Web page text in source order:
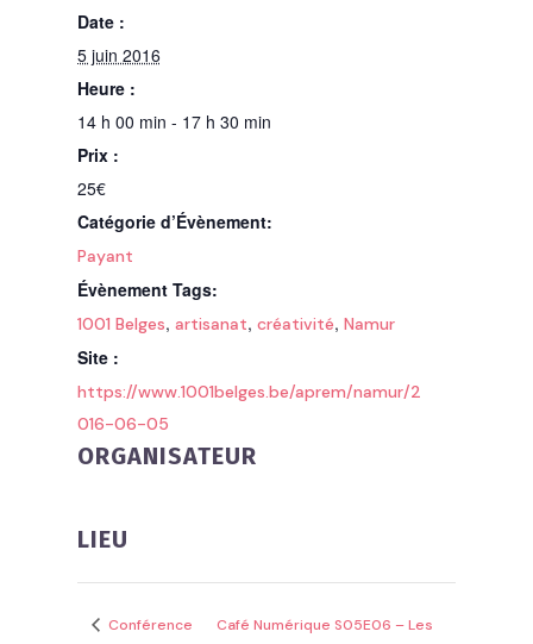
Date :
5 juin 2016
Heure :
14 h 00 min - 17 h 30 min
Prix :
25€
Catégorie d’Évènement:
Payant
Évènement Tags:
1001 Belges, artisanat, créativité, Namur
Site :
https://www.1001belges.be/aprem/namur/2
016-06-05
ORGANISATEUR
LIEU
Conférence
Café Numérique S05E06 – Les